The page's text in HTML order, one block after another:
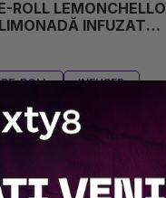
ROLL LEMONCHELLO
INFUZATĂ
ROLL INFUSED